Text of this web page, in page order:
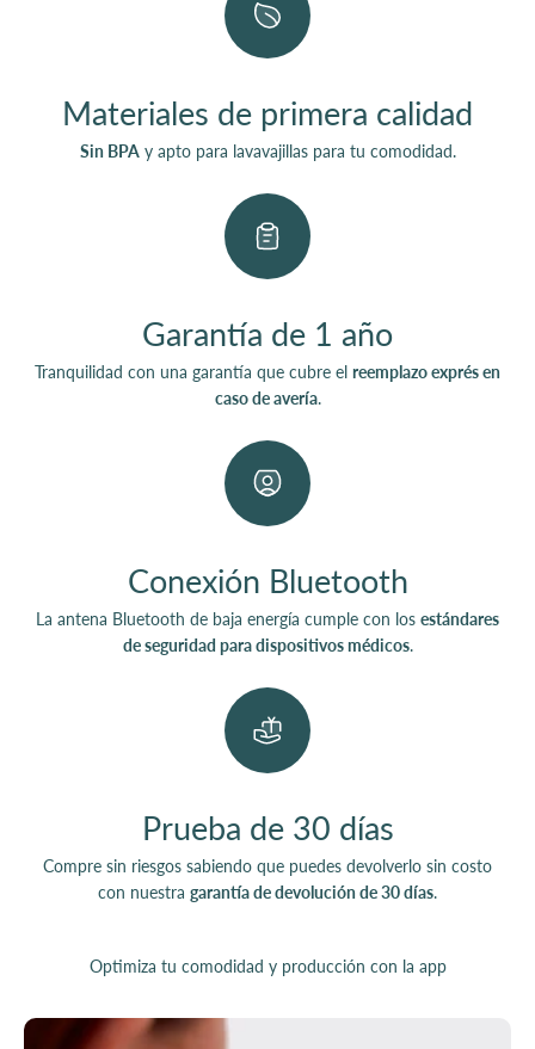
Materiales de primera calidad
Sin BPAy apto para lavavajillas para tu comodidad.
Garantía de 1 año
Tranquilidad con una garantía que cubre el reemplazo exprés en
caso de avería.
Conexión Bluetooth
La antena Bluetooth de baja energía cumple con los estándares
de seguridad para dispositivos médicos.
Prueba de 30 días
Compre sin riesgos sabiendo que puedes devolverlo sin costo
con nuestra garantía de devolución de 30 días.